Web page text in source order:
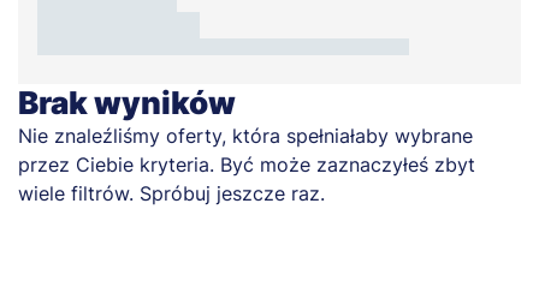
Brak wyników
Nie znaleźliśmy oferty, która spełniałaby wybrane
przez Ciebie kryteria. Być może zaznaczyłeś zbyt
wiele filtrów. Spróbuj jeszcze raz.